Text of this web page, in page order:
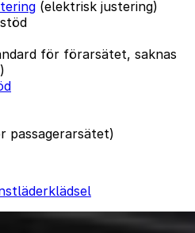
(elektrisk justering)
för förarsätet, saknas
passagerarsätet)